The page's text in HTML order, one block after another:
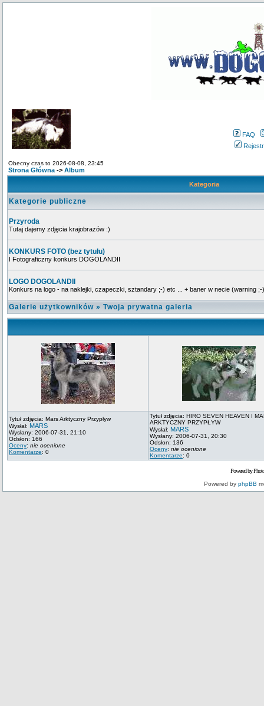
FAQ
Obecny czas to 2026-08-08, 23:45
Strona Główna -> Album
Kategoria
Kategorie publiczne
Przyroda
Tutaj dajemy zdjęcia krajobrazów :)
KONKURS FOTO (bez tytułu)
I Fotograficzny konkurs DOGOLANDII
LOGO DOGOLANDII
Konkurs na logo - na naklejki, czapeczki, sztandary ;-) etc ... + baner w necie (warning
Galerie użytkowników » Twoja prywatna galeria
Tytuł zdjęcia: Mars Arktyczny Przypływ
Wysłał: MARS
Wysłany: 2006-07-31, 21:10
Odsłon: 166
Oceny: nie ocenione
Komentarze: 0
Tytuł zdjęcia: HIRO SEVEN HEAVEN I
ARKTYCZNY PRZYPŁYW
Wysłał: MARS
Wysłany: 2006-07-31, 20:30
Odsłon: 136
Oceny: nie ocenione
Komentarze: 0
Powered by
Powered by phpBB